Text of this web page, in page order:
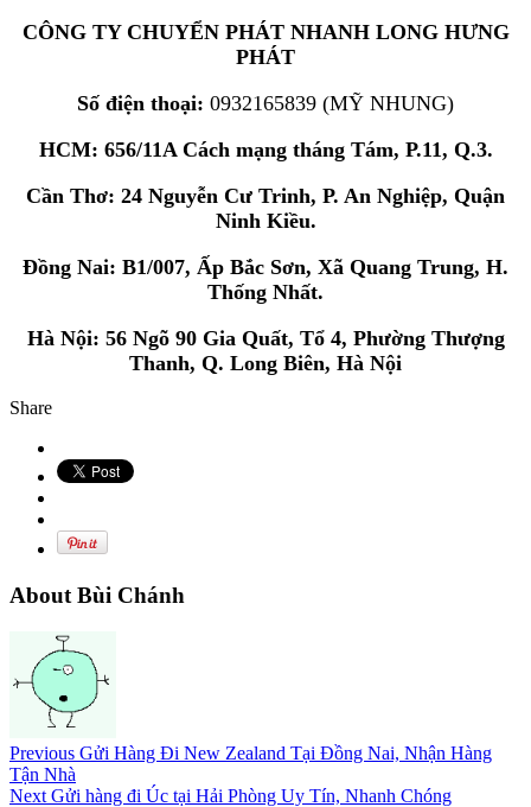
CÔNG TY CHUYỂN PHÁT NHANH LONG HƯNG
PHÁT
Số điện thoại: 0932165839 (MỸ NHUNG)
HCM: 656/11A Cách mạng tháng Tám, P.11, Q.3.
Cần Thơ: 24 Nguyễn Cư Trinh, P. An Nghiệp, Quận
Ninh Kiều.
Đồng Nai: B1/007, Ấp Bắc Sơn, Xã Quang Trung, H.
Thống Nhất.
Hà Nội: 56 Ngõ 90 Gia Quất, Tổ 4, Phường Thượng
Thanh, Q. Long Biên, Hà Nội
Share
About Bùi Chánh
Previous Gửi Hàng Đi New Zealand Tại Đồng Nai, Nhận Hàng
Tận Nhà
Next Gửi hàng đi Úc tại Hải Phòng Uy Tín, Nhanh Chóng